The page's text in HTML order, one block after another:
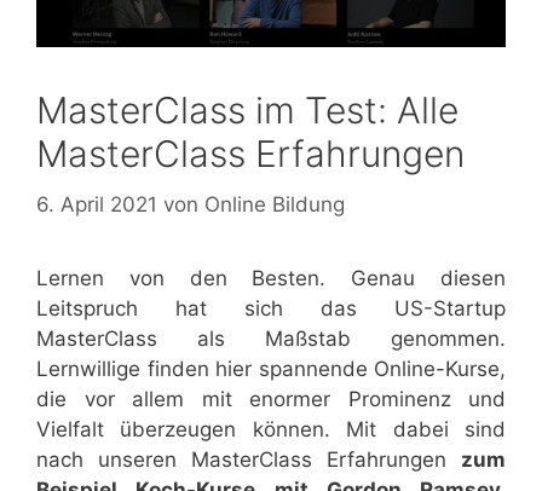
MasterClass im Test: Alle
MasterClass Erfahrungen
6. April 2021 von Online Bildung
Lernen von den Besten. Genau diesen
Leitspruch hat sich das US-Startup
MasterClass als Maßstab genommen.
Lernwillige finden hier spannende Online-Kurse,
die vor allem mit enormer Prominenz und
Vielfalt überzeugen können. Mit dabei sind
nach unseren MasterClass Erfahrungen zum